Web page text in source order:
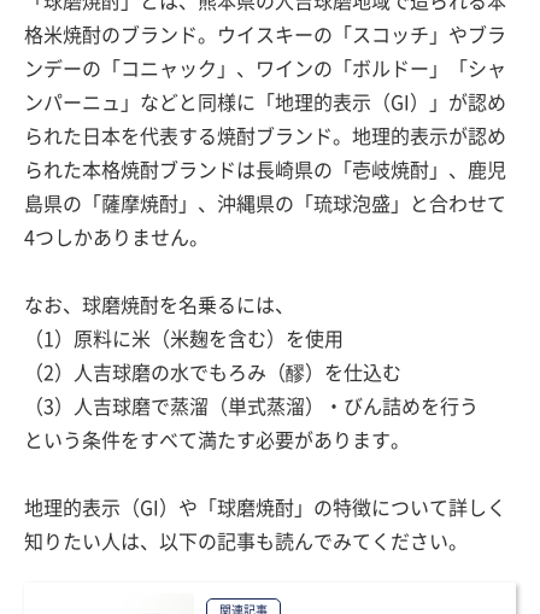
格米焼酎のブランド。ウイスキーの「スコッチ」やブラ
ンデーの「コニャック」、ワインの「ボルドー」「シャ
ンパーニュ」などと同様に「地理的表示（GI）」が認め
られた日本を代表する焼酎ブランド。地理的表示が認め
られた本格焼酎ブランドは長崎県の「壱岐焼酎」、鹿児
島県の「薩摩焼酎」、沖縄県の「琉球泡盛」と合わせて
4つしかありません。
なお、球磨焼酎を名乗るには、
（1）原料に米（米麹を含む）を使用
（2）人吉球磨の水でもろみ（醪）を仕込む
（3）人吉球磨で蒸溜（単式蒸溜）・びん詰めを行う
という条件をすべて満たす必要があります。
地理的表示（GI）や「球磨焼酎」の特徴について詳しく
知りたい人は、以下の記事も読んでみてください。
関連記事